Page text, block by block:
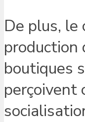
De plus, le
production
boutiques
perçoivent